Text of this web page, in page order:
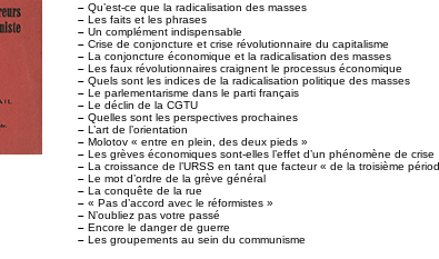
– Qu’est-ce que la radicalisation des masses
– Les faits et les phrases
– Un complément indispensable
– Crise de conjoncture et crise révolutionnaire du capitalisme
– La conjoncture économique et la radicalisation des masses
– Les faux révolutionnaires craignent le processus économique
– Quels sont les indices de la radicalisation politique des masses
– Le parlementarisme dans le parti français
– Le déclin de la CGTU
– Quelles sont les perspectives prochaines
– L’art de l’orientation
– Molotov « entre en plein, des deux pieds »
– Les grèves économiques sont-elles l’effet d’un phénomène de crise
– La croissance de l’URSS en tant que facteur « de la troisième
– Le mot d’ordre de la grève général
– La conquête de la rue
– « Pas d’accord avec le réformistes »
– N’oubliez pas votre passé
– Encore le danger de guerre
– Les groupements au sein du communisme